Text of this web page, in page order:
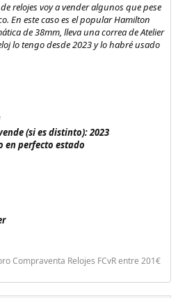
relojes voy a vender algunos que pese
En este caso es el popular Hamilton
de 38mm, lleva una correa de Atelier
lo tengo desde 2023 y lo habré usado
(si es distinto): 2023
en perfecto estado
Compraventa Relojes FCvR entre 201€